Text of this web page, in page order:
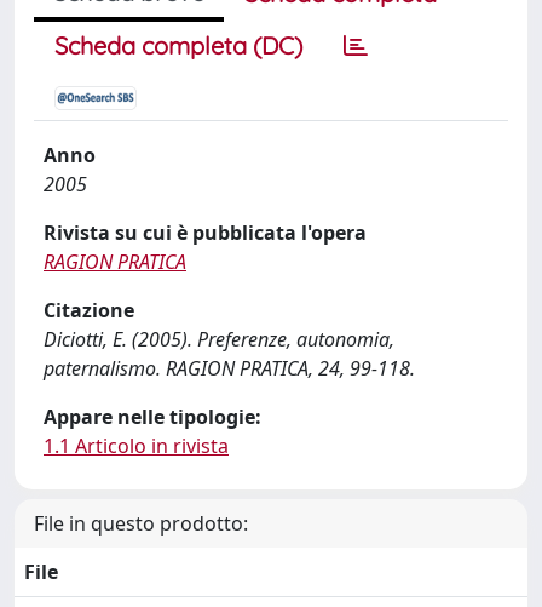
Scheda completa (DC)
Anno
2005
Rivista su cui è pubblicata l'opera
RAGION PRATICA
Citazione
Diciotti, E. (2005). Preferenze, autonomia,
paternalismo. RAGION PRATICA, 24, 99-118.
Appare nelle tipologie:
1.1 Articolo in rivista
File in questo prodotto:
File